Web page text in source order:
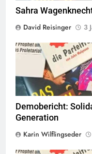
Sahra
David Reisinger
3
Demobericht:
Generation
Karin Wilflingseder